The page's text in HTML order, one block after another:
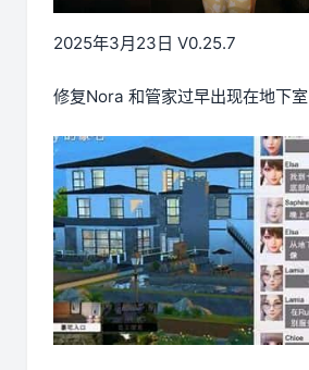
2025年3月23日 V0.25.7
修复Nora 和管家过早出现在地下室